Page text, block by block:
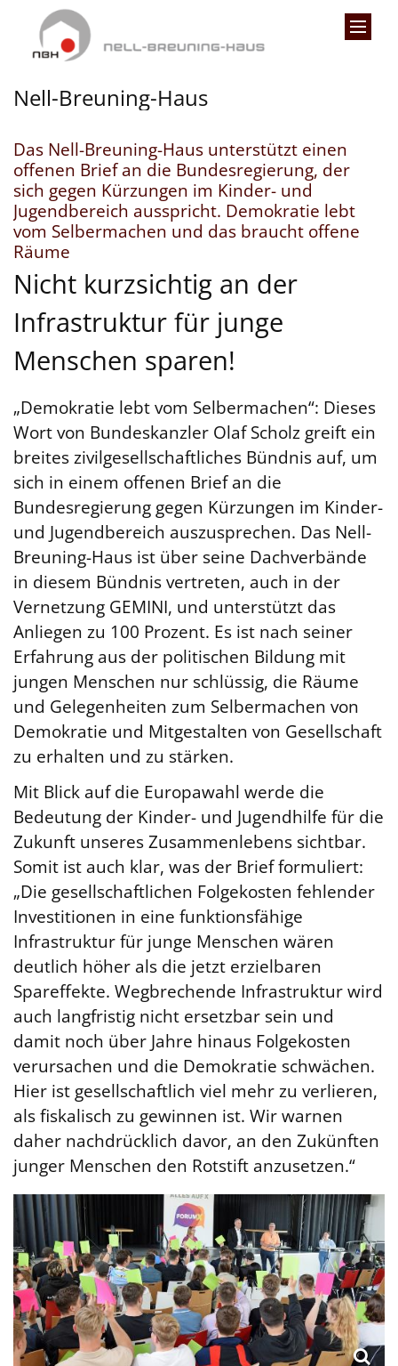
Zum Inhalt springen
Nell-Breuning-Haus
Das Nell-Breuning-Haus unterstützt einen
offenen Brief an die Bundesregierung, der
sich gegen Kürzungen im Kinder- und
Jugendbereich ausspricht. Demokratie lebt
vom Selbermachen und das braucht offene
Räume
Nicht kurzsichtig an der
Infrastruktur für junge
Menschen sparen!
„Demokratie lebt vom Selbermachen“: Dieses
Wort von Bundeskanzler Olaf Scholz greift ein
breites zivilgesellschaftliches Bündnis auf, um
sich in einem offenen Brief an die
Bundesregierung gegen Kürzungen im Kinder-
und Jugendbereich auszusprechen. Das Nell-
Breuning-Haus ist über seine Dachverbände
in diesem Bündnis vertreten, auch in der
Vernetzung GEMINI, und unterstützt das
Anliegen zu 100 Prozent. Es ist nach seiner
Erfahrung aus der politischen Bildung mit
jungen Menschen nur schlüssig, die Räume
und Gelegenheiten zum Selbermachen von
Demokratie und Mitgestalten von Gesellschaft
zu erhalten und zu stärken.
Mit Blick auf die Europawahl werde die
Bedeutung der Kinder- und Jugendhilfe für die
Zukunft unseres Zusammenlebens sichtbar.
Somit ist auch klar, was der Brief formuliert:
„Die gesellschaftlichen Folgekosten fehlender
Investitionen in eine funktionsfähige
Infrastruktur für junge Menschen wären
deutlich höher als die jetzt erzielbaren
Spareffekte. Wegbrechende Infrastruktur wird
auch langfristig nicht ersetzbar sein und
damit noch über Jahre hinaus Folgekosten
verursachen und die Demokratie schwächen.
Hier ist gesellschaftlich viel mehr zu verlieren,
als fiskalisch zu gewinnen ist. Wir warnen
daher nachdrücklich davor, an den Zukünften
junger Menschen den Rotstift anzusetzen.“